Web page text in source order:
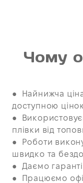
Чому
● Найнижча
доступною
●
плівки від
● Роботи
швидко та
● Даємо
● Працюємо